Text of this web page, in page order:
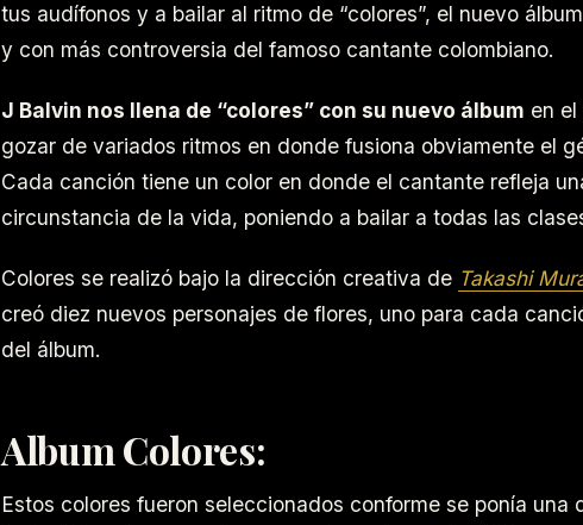
tus audífonos y a bailar al ritmo de “colores”, el nuevo
y con más controversia del famoso cantante colombiano.
J Balvin nos llena de “colores” con su nuevo álbum en
gozar de variados ritmos en donde fusiona obviamente el
Cada canción tiene un color en donde el cantante refleja
circunstancia de la vida, poniendo a bailar a todas las
Colores se realizó bajo la dirección creativa de Takashi
creó diez nuevos personajes de flores, uno para cada
del álbum.
Album Colores:
Estos colores fueron seleccionados conforme se ponía una